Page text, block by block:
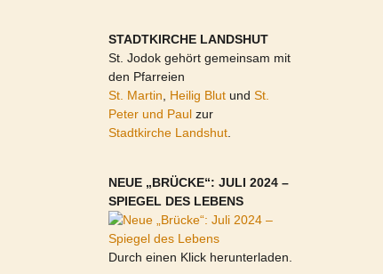
STADTKIRCHE LANDSHUT
St. Jodok gehört gemeinsam mit
den Pfarreien
St. Martin
Heilig Blut und St.
Peter und Paul zur
Stadtkirche Landshut
NEUE „BRÜCKE“: JULI 2024 –
SPIEGEL DES LEBENS
Durch einen Klick herunterladen.